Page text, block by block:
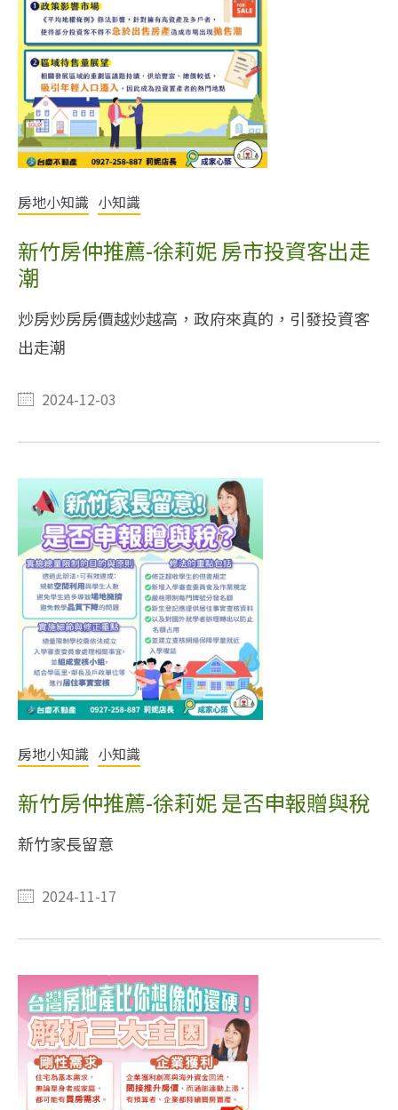
房地小知識 小知識
新竹房仲推薦-徐莉妮 房市投資客出走
潮
炒房炒房房價越炒越高，政府來真的，引發投資客
出走潮
2024-12-03
房地小知識 小知識
新竹房仲推薦-徐莉妮 是否申報贈與稅
新竹家長留意
2024-11-17